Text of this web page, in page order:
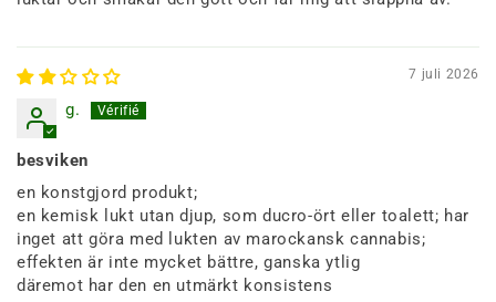
7 juli 2026
g.
besviken
en konstgjord produkt;
en kemisk lukt utan djup, som ducro-ört eller toalett; har
inget att göra med lukten av marockansk cannabis;
effekten är inte mycket bättre, ganska ytlig
däremot har den en utmärkt konsistens